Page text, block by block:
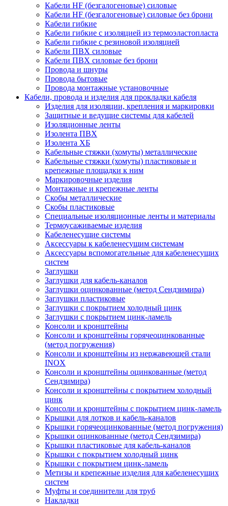
Кабели HF (безгалогеновые) силовые
Кабели HF (безгалогеновые) силовые без брони
Кабели гибкие
Кабели гибкие с изоляцией из термоэластопласта
Кабели гибкие с резиновой изоляцией
Кабели ПВХ силовые
Кабели ПВХ силовые без брони
Провода и шнуры
Провода бытовые
Провода монтажные установочные
Кабели, провода и изделия для прокладки кабеля
Изделия для изоляции, крепления и маркировки
Защитные и ведущие системы для кабелей
Изоляционные ленты
Изолента ПВХ
Изолента ХБ
Кабельные стяжки (хомуты) металлические
Кабельные стяжки (хомуты) пластиковые и
крепежные площадки к ним
Маркировочные изделия
Монтажные и крепежные ленты
Скобы металлические
Скобы пластиковые
Специальные изоляционные ленты и материалы
Термоусаживаемые изделия
Кабеленесущие системы
Аксессуары к кабеленесущим системам
Аксессуары вспомогательные для кабеленесущих
систем
Заглушки
Заглушки для кабель-каналов
Заглушки оцинкованные (метод Сендзимира)
Заглушки пластиковые
Заглушки с покрытием холодный цинк
Заглушки с покрытием цинк-ламель
Консоли и кронштейны
Консоли и кронштейны горячеоцинкованные
(метод погружения)
Консоли и кронштейны из нержавеющей стали
INOX
Консоли и кронштейны оцинкованные (метод
Сендзимира)
Консоли и кронштейны с покрытием холодный
цинк
Консоли и кронштейны с покрытием цинк-ламель
Крышки для лотков и кабель-каналов
Крышки горячеоцинкованные (метод погружения)
Крышки оцинкованные (метод Сендзимира)
Крышки пластиковые для кабель-каналов
Крышки с покрытием холодный цинк
Крышки с покрытием цинк-ламель
Метизы и крепежные изделия для кабеленесущих
систем
Муфты и соединители для труб
Накладки